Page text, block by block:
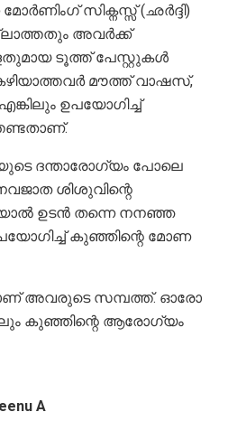
സിക്നസ്സ് (ഛര്‍ദ്ദി)
അവര്‍ക്ക്
ടൂത്ത് പേസ്റ്റുകള്‍
മൗത്ത് വാഷസ്,
ഉപയോഗിച്ച്
ദന്താരോഗ്യം പോലെ
ശിശുവിന്റെ
ഉടന്‍ തന്നെ നനഞ്ഞ
കുഞ്ഞിന്റെ മോണ
അവരുടെ സമ്പത്ത്. ഓരോ
കുഞ്ഞിന്റെ ആരോഗ്യം
Sheenu A